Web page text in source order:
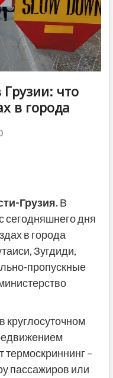
что
в города
Грузия.В
сегодняшнего дня
в города
Зугдиди,
пропускные
круглосуточном
термоскриннинг –
пассажиров или